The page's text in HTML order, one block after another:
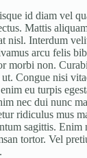
id diam vel
Mattis
nisl. Interdum
arcu felis
morbi non.
Congue nisi
eu turpis
nec dui nunc
ridiculus mus
sagittis. Enim
tortor. Vel